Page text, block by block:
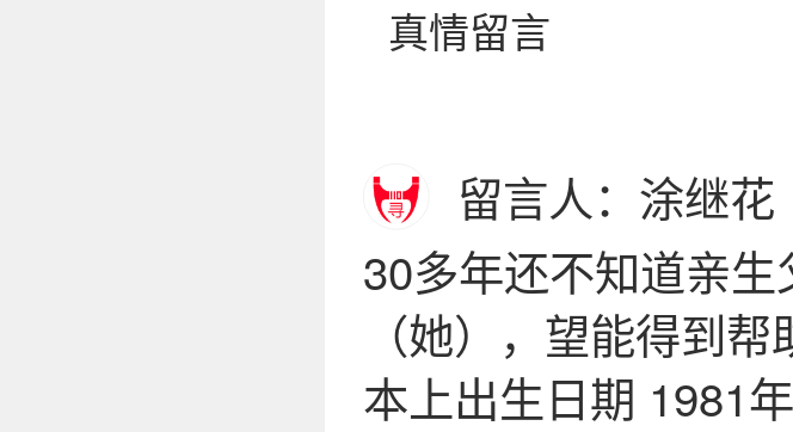
真情留言
留言人：涂继花
30多年还不知道亲
（她），望能得到
本上出生日期 1981